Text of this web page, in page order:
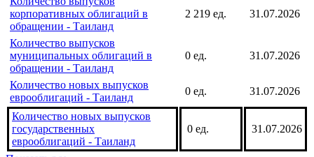
Количество выпусков
государственных облигаций в
обращении - Таиланд
164 ед. 31.07.2026
Количество выпусков
корпоративных облигаций в
обращении - Таиланд
2 219 ед. 31.07.2026
Количество выпусков
муниципальных облигаций в
обращении - Таиланд
Количество новых выпусков
еврооблигаций - Таиланд